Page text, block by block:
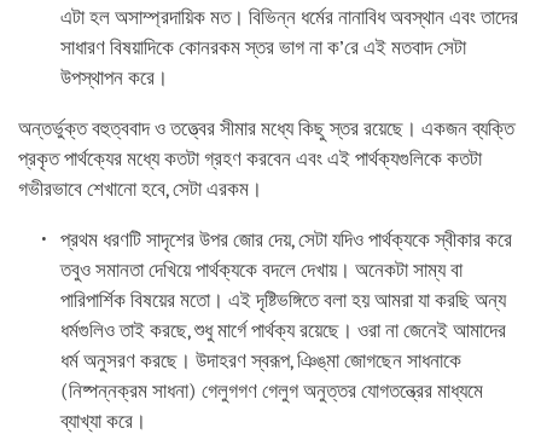
এটা হল অসাম্প্রদায়িক মত। বিভিন্ন ধর্মের নানাবিধ অবস্থান এবং তাদের
সাধারণ বিষয়াদিকে কোনরকম স্তর ভাগ না ক’রে এই মতবাদ সেটা
উপস্থাপন করে।
অন্তর্ভুক্ত বহুত্ববাদ ও তত্ত্বের সীমার মধ্যে কিছু স্তর রয়েছে। একজন ব্যক্তি
প্রকৃত পার্থক্যের মধ্যে কতটা গ্রহণ করবেন এবং এই পার্থক্যগুলিকে কতটা
গভীরভাবে শেখানো হবে, সেটা এরকম।
প্রথম ধরণটি সাদৃশের উপর জোর দেয়, সেটা যদিও পার্থক্যকে স্বীকার করে
তবুও সমানতা দেখিয়ে পার্থক্যকে বদলে দেখায়। অনেকটা সাম্য বা
পারিপার্শিক বিষয়ের মতো। এই দৃষ্টিভঙ্গিতে বলা হয় আমরা যা করছি অন্য
ধর্মগুলিও তাই করছে, শুধু মার্গে পার্থক্য রয়েছে। ওরা না জেনেই আমাদের
ধর্ম অনুসরণ করছে। উদাহরণ স্বরূপ, ঞিঙ্‌মা জোগছেন সাধনাকে
(নিষ্পন্নক্রম সাধনা) গেলুগগণ গেলুগ অনুত্তর যোগতন্ত্রের মাধ্যমে
ব্যাখ্যা করে।